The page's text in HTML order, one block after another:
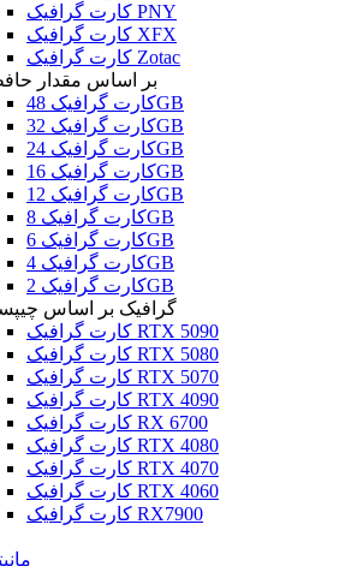
کارت گرافیک PNY
کارت گرافیک XFX
کارت گرافیک Zotac
بر اساس مقدار
کارت گرافیک 48GB
کارت گرافیک 32GB
کارت گرافیک 24GB
کارت گرافیک 16GB
کارت گرافیک 12GB
کارت گرافیک 8GB
کارت گرافیک 6GB
کارت گرافیک 4GB
کارت گرافیک 2GB
گرافیک بر اساس
کارت گرافیک RTX 5090
کارت گرافیک RTX 5080
کارت گرافیک RTX 5070
کارت گرافیک RTX 4090
کارت گرافیک RX 6700
کارت گرافیک RTX 4080
کارت گرافیک RTX 4070
کارت گرافیک RTX 4060
کارت گرافیک RX7900